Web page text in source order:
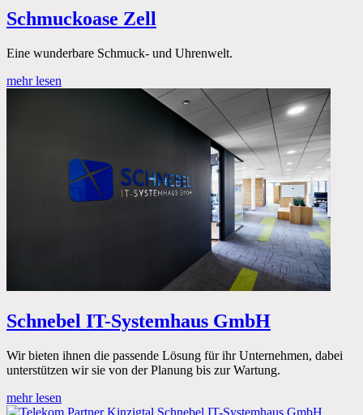
Schmuckoase Zell
Eine wunderbare Schmuck- und Uhrenwelt.
mehr lesen
Schnebel IT-Systemhaus GmbH
Wir bieten ihnen die passende Lösung für ihr Unternehmen, dabei
unterstützen wir sie von der Planung bis zur Wartung.
mehr lesen